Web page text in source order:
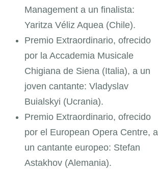
Management a un finalista:
Yaritza Véliz Aquea (Chile).
Premio Extraordinario, ofrecido
por la Accademia Musicale
Chigiana de Siena (Italia), a un
joven cantante: Vladyslav
Buialskyi (Ucrania).
Premio Extraordinario, ofrecido
por el European Opera Centre, a
un cantante europeo: Stefan
Astakhov (Alemania).